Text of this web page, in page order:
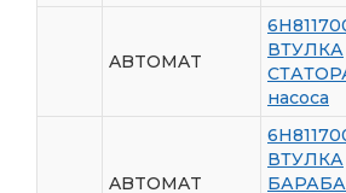
ABTOMAT
ВТУЛКА
насоса
ABTOMAT
ВТУЛКА